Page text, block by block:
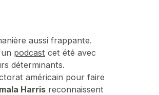
aussi frappante.
podcast cet été avec
déterminants.
américain pour faire
Harris reconnaissent